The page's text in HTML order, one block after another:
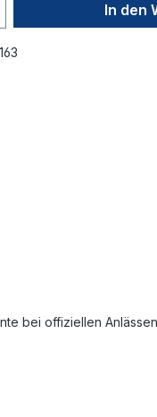
In den
bei offiziellen